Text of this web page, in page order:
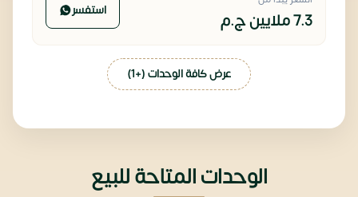
7.3 ملايين ج.م استفسر
عرض كافة الوحدات (+1)
الوحدات المتاحة للبيع